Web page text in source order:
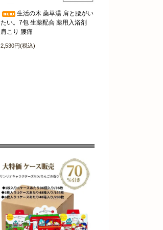
生活の木 薬草湯 肩と腰がい
たい。7包 生薬配合 薬用入浴剤
肩こり 腰痛
2,530円(税込)